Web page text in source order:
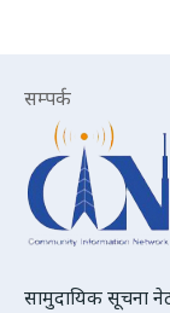
सम्पर्क
सामुदायिक सूचना